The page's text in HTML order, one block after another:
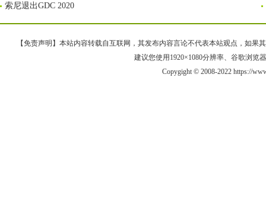
索尼退出GDC 2020
【免责声明】本站内容转载自互联网，其发布内容言论不代表本站观点，如果
建议您使用1920×1080分辨率、谷歌浏览
Copygight © 2008-2022 https://